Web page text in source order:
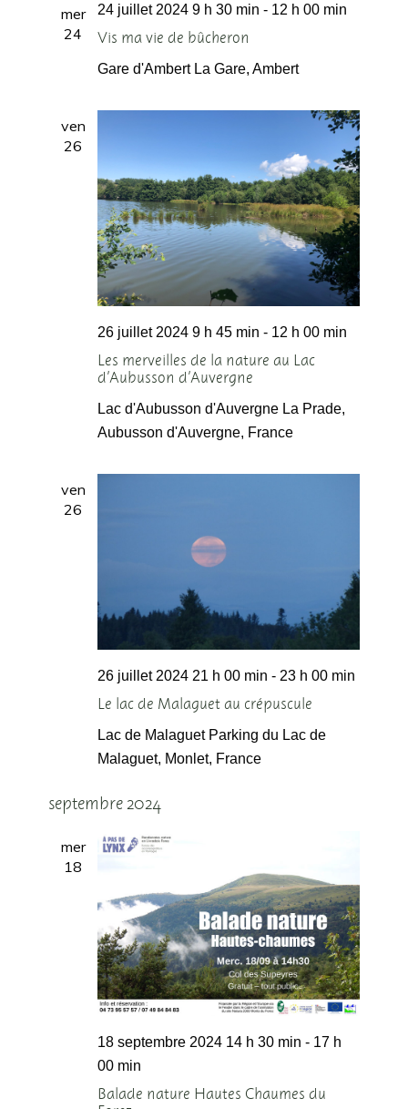
mer
24
Vis ma vie de bûcheron
24 juillet 2024 9 h 30 min - 12 h 00 min
Gare d'Ambert La Gare, Ambert
ven
26
Les merveilles de la nature au Lac
d’Aubusson d’Auvergne
26 juillet 2024 9 h 45 min - 12 h 00 min
Lac d'Aubusson d'Auvergne La Prade,
Aubusson d'Auvergne, France
ven
26
Le lac de Malaguet au crépuscule
26 juillet 2024 21 h 00 min - 23 h 00 min
Lac de Malaguet Parking du Lac de
Malaguet, Monlet, France
septembre 2024
mer
18
Balade nature Hautes Chaumes du
18 septembre 2024 14 h 30 min - 17 h
00 min